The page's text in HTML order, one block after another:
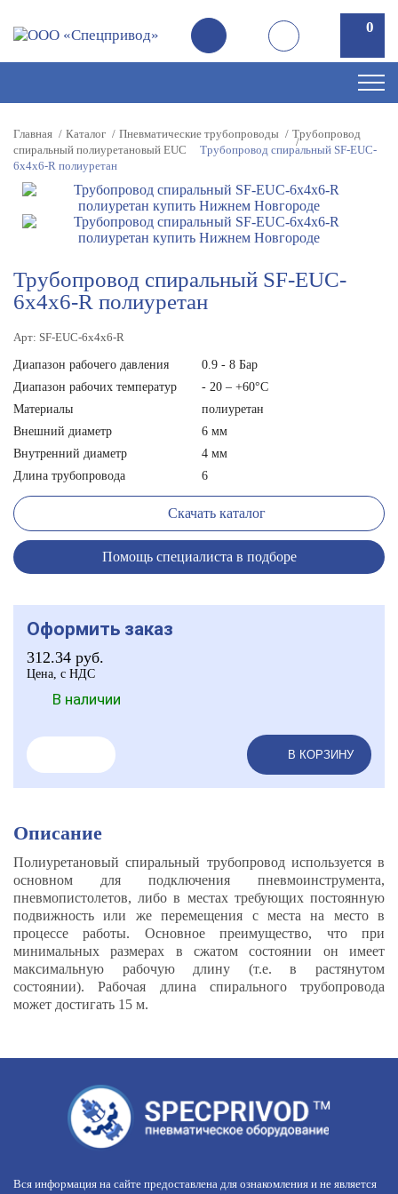
0
0
Главная Каталог Пневматические трубопроводы
Трубопровод
спиральный полиуретановый EUC
Трубопровод спиральный SF-EUC-
6x4x6-R полиуретан
Трубопровод спиральный SF-EUC-
6x4x6-R полиуретан
Арт: SF-EUC-6x4x6-R
Диапазон рабочего давления
0.9 - 8 Бар
Диапазон рабочих температур
- 20 – +60°С
Материалы
полиуретан
Внешний диаметр
6 мм
Внутренний диаметр
4 мм
Длина трубопровода
6
Скачать каталог
Помощь специалиста в подборе
Оформить заказ
312.34 руб.
Цена, с НДС
В наличии
В КОРЗИНУ
Описание
Полиуретановый спиральный трубопровод используется в
основном для подключения пневмоинструмента,
пневмопистолетов, либо в местах требующих постоянную
подвижность или же перемещения с места на место в
процессе работы. Основное преимущество, что при
минимальных размерах в сжатом состоянии он имеет
максимальную рабочую длину (т.е. в растянутом
состоянии). Рабочая длина спирального трубопровода
может достигать 15 м.
Вся информация на сайте предоставлена для ознакомления и не является